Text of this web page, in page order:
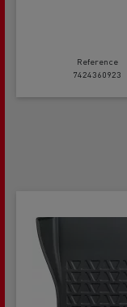
Reference
7424360923